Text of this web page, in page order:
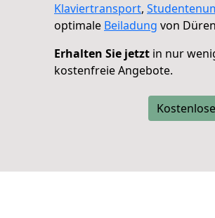
Klaviertransport,
optimale Beiladung von
Erhalten Sie jetzt in nur
kostenfreie Angebote.